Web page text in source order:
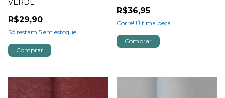
VERDE
R$29,90
Só restam 5 em estoque!
R$36,95
Corre! Última peça..